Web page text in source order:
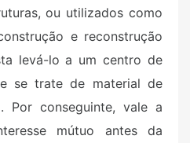
ou utilizados como
e reconstrução
levá-lo a um centro de
se trate de material de
Por conseguinte, vale a
mútuo antes da